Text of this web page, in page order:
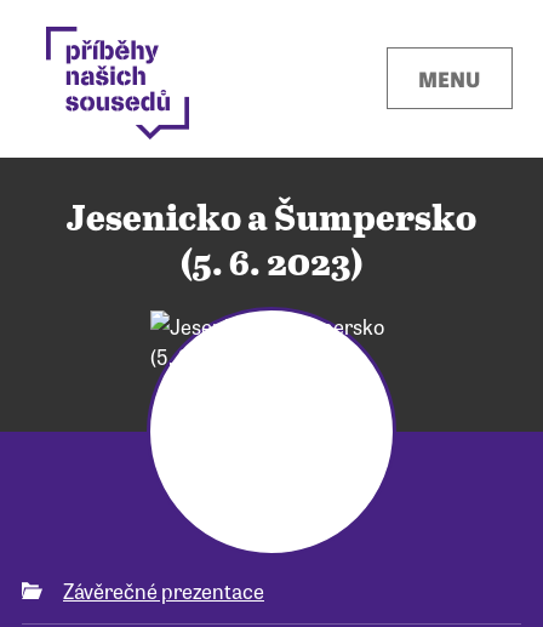
MENU
Pro školy
Jesenicko a Šumpersko
(5. 6. 2023)
Závěrečné prezentace